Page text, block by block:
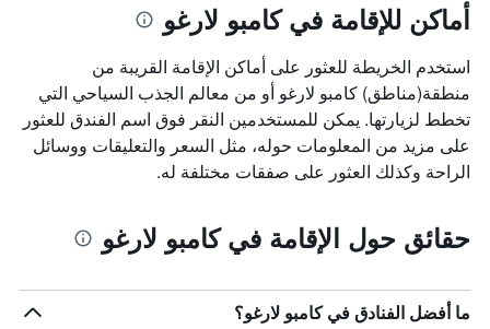
أماكن للإقامة في كامبو لارغو
استخدم الخريطة للعثور على أماكن الإقامة القريبة من
منطقة(مناطق) كامبو لارغو أو من معالم الجذب السياحي التي
تخطط لزيارتها. يمكن للمستخدمين النقر فوق اسم الفندق للعثور
على مزيد من المعلومات حوله، مثل السعر والتعليقات ووسائل
الراحة وكذلك العثور على صفقات مختلفة له.
حقائق حول الإقامة في كامبو لارغو
ما أفضل الفنادق في كامبو لارغو؟